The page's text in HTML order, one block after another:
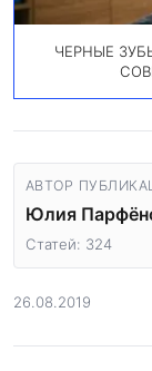
ЧЕРНЫЕ
АВТОР
Юлия
Статей: 324
26.08.2019